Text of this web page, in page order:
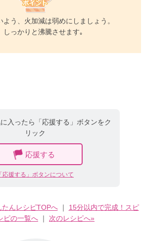
よう、火加減は弱めにしましょう。
しっかりと沸騰させます｡
入ったら「応援する」ボタンをク
リック
応援する
「応援する」ボタンについて
たんレシピTOPへ｜ 15分以内で完成！スピ
ピの一覧へ ｜ 次のレシピへ»